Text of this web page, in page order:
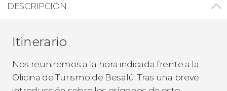
DESCRIPCIÓN
Itinerario
Nos reuniremos a la hora indicada frente a la
Oficina de Turismo de Besalú. Tras una breve